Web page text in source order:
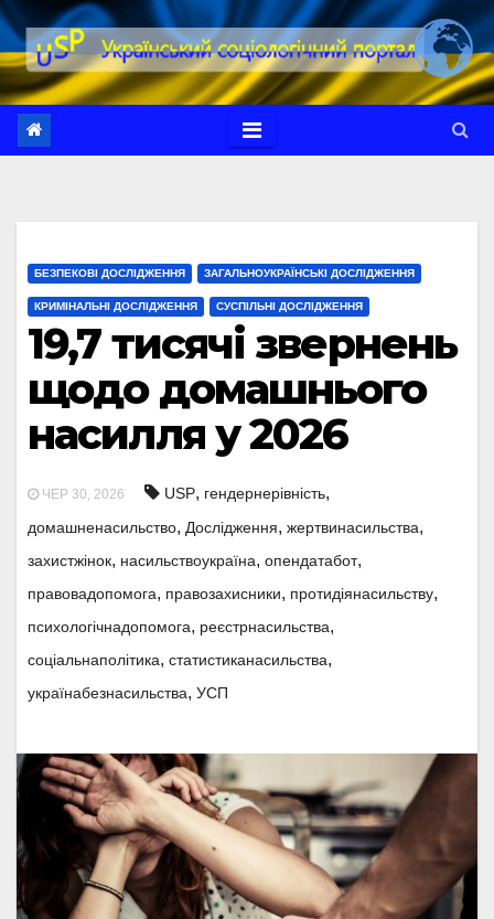
Перейти
до
вмісту
БЕЗПЕКОВІ ДОСЛІДЖЕННЯ ЗАГАЛЬНОУКРАЇНСЬКІ ДОСЛІДЖЕННЯ
КРИМІНАЛЬНІ ДОСЛІДЖЕННЯ СУСПІЛЬНІ ДОСЛІДЖЕННЯ
19,7 тисячі звернень
щодо домашнього
насилля у 2026
ЧЕР 30, 2026 USP, гендернерівність,
домашненасильство, Дослідження, жертвинасильства,
захистжінок, насильствоукраїна, опендатабот,
правовадопомога, правозахисники, протидіянасильству,
психологічнадопомога, реєстрнасильства,
соціальнаполітика, статистиканасильства,
українабезнасильства, УСП